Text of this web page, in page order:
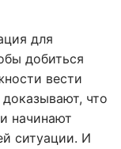
для
добиться
вести
что
начинают
ситуации. И